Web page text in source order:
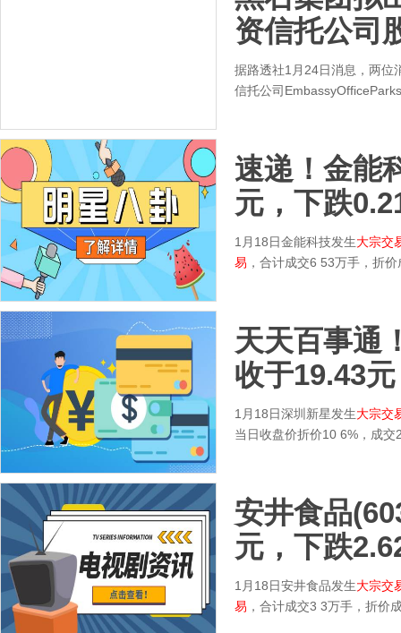
资信托公司
据路透社1月24日消息，两位
信托公司
速递！金能
元，下跌
1月18日金能科技发生大宗交
易 ，合计成交6 53万手，折
天天百事通
收于19.43
1月18日深圳新星发生大宗交
当日收盘价折价10 6%，成
安井食品
元，下跌
1月18日安井食品发生大宗交
易 ，合计成交3 3万手，折价